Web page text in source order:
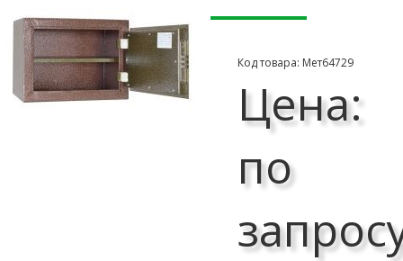
Код товара: Мет64729
Цена:
по